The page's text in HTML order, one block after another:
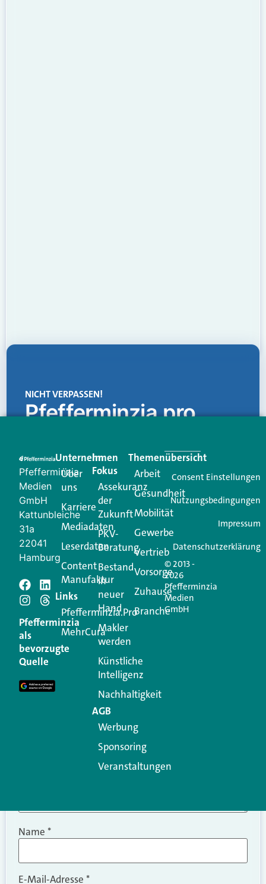
NICHT VERPASSEN!
Pfefferminzia.pro
Creator für Ihre Kundenkommunikation. Alles, was
Ihren Vertriebsalltag leichter macht. Mit nur einem
Login.
Jetzt anmelden
Schreiben Sie einen
Kommentar
Ihre E-Mail-Adresse wird nicht veröffentlicht.
Erforderliche Felder sind mit
Kommentar
Name *
E-Mail-Adresse *
Pfefferminzia
Medien
GmbH
Kattunbleiche
31a
22041
Hamburg
Pfefferminzia
als
bevorzugte
Quelle
Unternehmen
Über
uns
Karriere
Mediadaten
Leserdaten
Content
Manufaktur
Links
Pfefferminzia.Pro
MehrCura
Im
Fokus
Assekuranz
der
Zukunft
PKV-
Beratung
Bestand
in
neuer
Hand
Makler
werden
Künstliche
Intelligenz
Nachhaltigkeit
AGB
Werbung
Sponsoring
Veranstaltungen
Themenübersicht
Arbeit
Gesundheit
Mobilität
Gewerbe
Vertrieb
Vorsorge
Zuhause
Branche
© 2013 -
2026
Pfefferminzia
Medien
GmbH
Consent Einstellungen
Nutzungsbedingungen
Impressum
Datenschutzerklärung